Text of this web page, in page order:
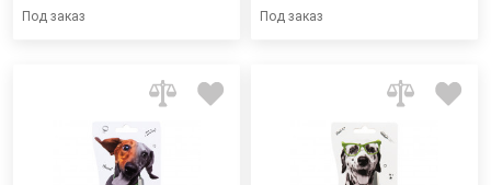
Под заказ Под заказ